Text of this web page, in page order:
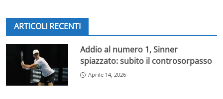
ARTICOLI RECENTI
Addio al numero 1, Sinner
spiazzato: subito il controsorpasso
Aprile 14, 2026